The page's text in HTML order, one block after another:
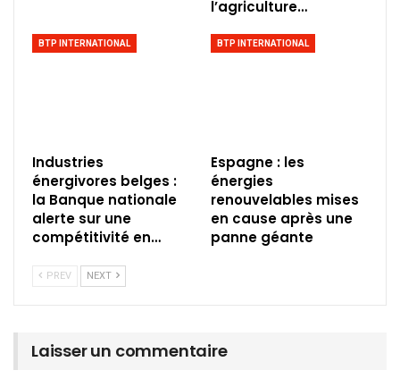
l’agriculture…
BTP INTERNATIONAL
Industries
énergivores belges :
la Banque nationale
alerte sur une
compétitivité en…
BTP INTERNATIONAL
Espagne : les
énergies
renouvelables mises
en cause après une
panne géante
PREV NEXT
Laisser un commentaire